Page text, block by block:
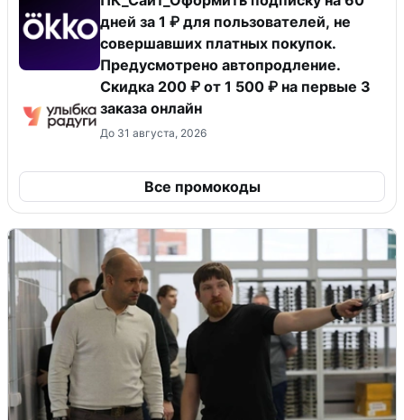
дней за 1 ₽ для пользователей, не
совершавших платных покупок.
Предусмотрено автопродление.
Скидка 200 ₽ от 1 500 ₽ на первые 3
заказа онлайн
До 31 августа, 2026
Все промокоды